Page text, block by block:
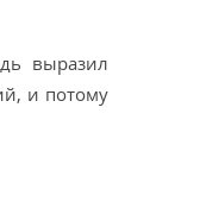
выразил
и потому